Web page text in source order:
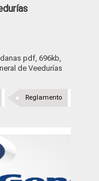
pdf, 696kb,
de Veedurías
Reglamento